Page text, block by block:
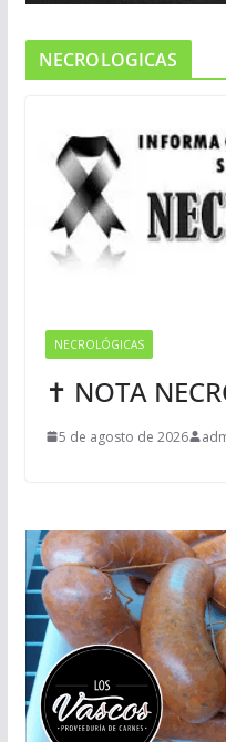
NECROLOGICAS
NECROLÓGICAS
✝ NOTA
5 de agosto de 2026